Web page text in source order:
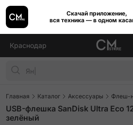
Скачай приложение,
вся техника — в одном
Краснодар
Главная Каталог Аксессуары Флеш-
USB-флешка SanDisk Ultra Eco
зелёный